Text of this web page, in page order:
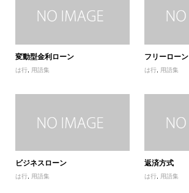
変動型金利ローン
は行, 用語集
フリーローン
は行 用語集
ビジネスローン
は行, 用語集
返済方式
は行 用語集